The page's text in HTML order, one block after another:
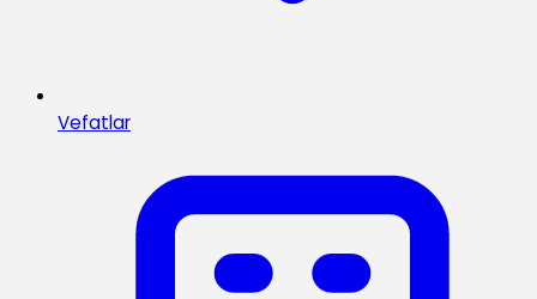
Vefatlar